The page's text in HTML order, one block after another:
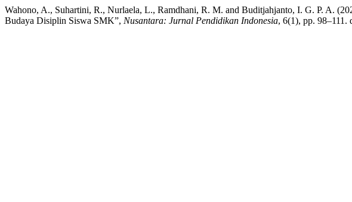
Wahono, A., Suhartini, R., Nurlaela, L., Ramdhani, R. M. and Buditjahjanto, I. G. P. A.
Budaya Disiplin Siswa SMK”, Nusantara: Jurnal Pendidikan Indonesia, 6(1), pp.